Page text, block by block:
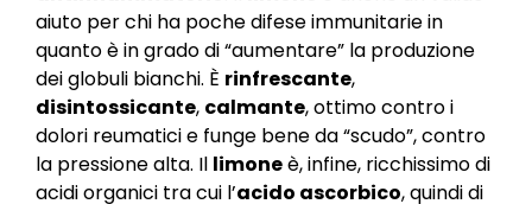
aiuto per chi ha poche difese immunitarie in
quanto è in grado di “aumentare” la produzione
dei globuli bianchi. È rinfrescante,
disintossicante, calmante, ottimo contro i
dolori reumatici e funge bene da “scudo”, contro
la pressione alta. Il limoneè, infine, ricchissimo di
acidi organici tra cui l’acido ascorbico, quindi di